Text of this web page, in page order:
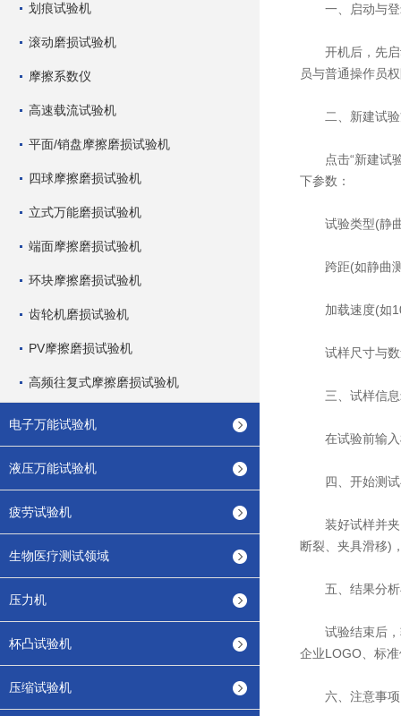
划痕试验机
滚动磨损试验机
摩擦系数仪
高速载流试验机
平面/销盘摩擦磨损试验机
四球摩擦磨损试验机
立式万能磨损试验机
端面摩擦磨损试验机
环块摩擦磨损试验机
齿轮机磨损试验机
PV摩擦磨损试验机
高频往复式摩擦磨损试验机
电子万能试验机
液压万能试验机
疲劳试验机
生物医疗测试领域
压力机
杯凸试验机
压缩试验机
一、启动与登
开机后，先启
员与普通操作员
二、新建试验
点击“新建试验
下参数：
试验类型(静曲
跨距(如静曲测
加载速度(如
试样尺寸与数
三、试样信息
在试验前输入
四、开始测试
装好试样并夹紧
断裂、夹具滑移)
五、结果分析
试验结束后，
企业LOGO、标
六、注意事项